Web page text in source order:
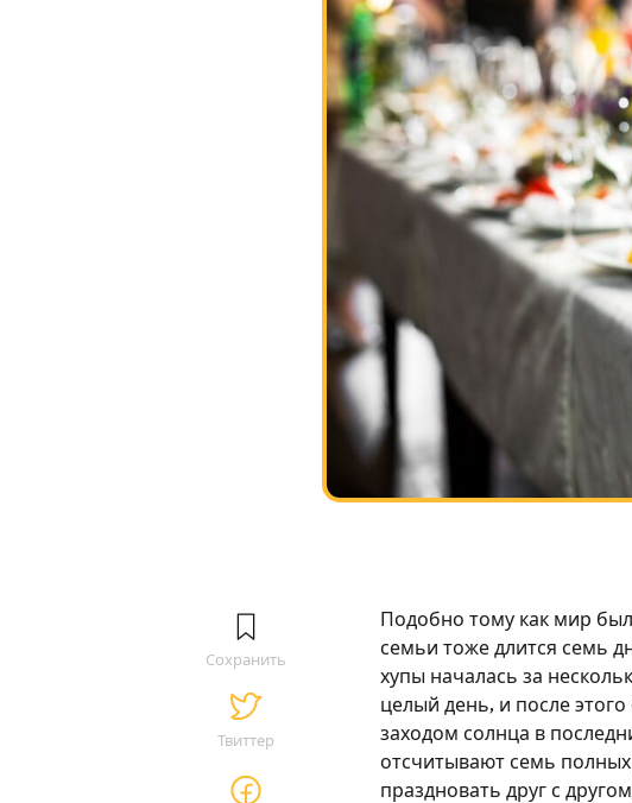
Сохранить
Твиттер
Подобно тому как мир
семьи тоже длится семь
хупы началась за
целый день, и после
заходом солнца в
отсчитывают семь
праздновать друг с